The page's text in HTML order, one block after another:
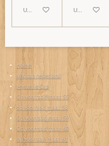
Uitverkocht Uitverkocht
Home
Wk cap nederland
Mysterie Cap
Op voorraad maat 55
op voorraad maat 58
Op voorraad maat 59
Op voorraad maat 60
op voorraad maat 61